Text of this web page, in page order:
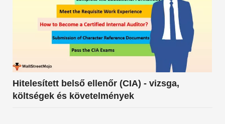
Hitelesített belső ellenőr (CIA) - vizsga,
költségek és követelmények